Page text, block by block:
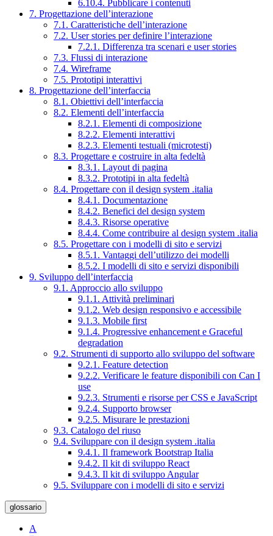
6.10.4. Pubblicare i contenuti
7. Progettazione dell’interazione
7.1. Caratteristiche dell’interazione
7.2. User stories per definire l’interazione
7.2.1. Differenza tra scenari e user stories
7.3. Flussi di interazione
7.4. Wireframe
7.5. Prototipi interattivi
8. Progettazione dell’interfaccia
8.1. Obiettivi dell’interfaccia
8.2. Elementi dell’interfaccia
8.2.1. Elementi di composizione
8.2.2. Elementi interattivi
8.2.3. Elementi testuali (microtesti)
8.3. Progettare e costruire in alta fedeltà
8.3.1. Layout di pagina
8.3.2. Prototipi in alta fedeltà
8.4. Progettare con il design system .italia
8.4.1. Documentazione
8.4.2. Benefici del design system
8.4.3. Risorse operative
8.4.4. Come contribuire al design system .italia
8.5. Progettare con i modelli di sito e servizi
8.5.1. Vantaggi dell’utilizzo dei modelli
8.5.2. I modelli di sito e servizi disponibili
9. Sviluppo dell’interfaccia
9.1. Approccio allo sviluppo
9.1.1. Attività preliminari
9.1.2. Web design responsivo e accessibile
9.1.3. Mobile first
9.1.4. Progressive enhancement e Graceful
degradation
9.2. Strumenti di supporto allo sviluppo del software
9.2.1. Feature detection
9.2.2. Verificare le feature disponibili con Can I
use
9.2.3. Strumenti e risorse per CSS e JavaScript
9.2.4. Supporto browser
9.2.5. Misurare le prestazioni
9.3. Catalogo del riuso
9.4. Sviluppare con il design system .italia
9.4.1. Il framework Bootstrap Italia
9.4.2. Il kit di sviluppo React
9.4.3. Il kit di sviluppo Angular
9.5. Sviluppare con i modelli di sito e servizi
glossario
A